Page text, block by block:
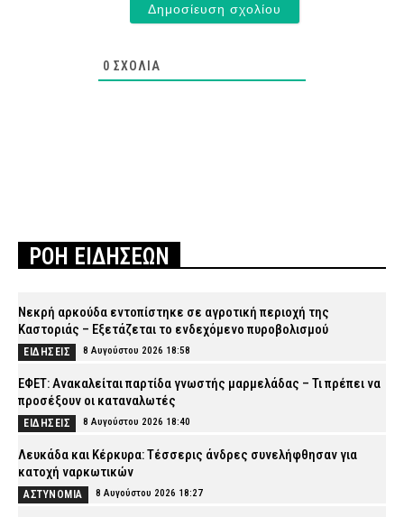
0 ΣΧΌΛΙΑ
ΡΟΗ ΕΙΔΗΣΕΩΝ
Νεκρή αρκούδα εντοπίστηκε σε αγροτική περιοχή της
Καστοριάς – Εξετάζεται το ενδεχόμενο πυροβολισμού
ΕΙΔΗΣΕΙΣ 8 Αυγούστου 2026 18:58
ΕΦΕΤ: Ανακαλείται παρτίδα γνωστής μαρμελάδας – Τι πρέπει να
προσέξουν οι καταναλωτές
ΕΙΔΗΣΕΙΣ 8 Αυγούστου 2026 18:40
Λευκάδα και Κέρκυρα: Τέσσερις άνδρες συνελήφθησαν για
κατοχή ναρκωτικών
ΑΣΤΥΝΟΜΙΑ 8 Αυγούστου 2026 18:27